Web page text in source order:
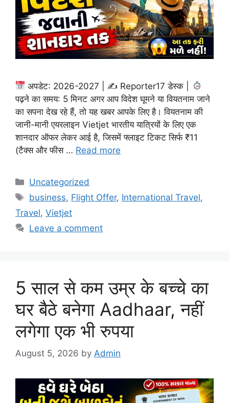
अपडेट: 2026-2027 | ✍ Reporter17 डेस्क |
पढ़ने का समय: 5 मिनट अगर आप विदेश घूमने या वियतनाम जाने
का सपना देख रहे हैं, तो यह खबर आपके लिए है। वियतनाम की
जानी-मानी एयरलाइन Vietjet भारतीय यात्रियों के लिए एक
शानदार ऑफर लेकर आई है, जिसमें फ्लाइट टिकट सिर्फ ₹11
(टैक्स और फीस … Read more
Categories
Uncategorized
Tags
business, Flight Offer, International Travel,
Travel, Vietjet
Leave a comment
5 साल से कम उम्र के बच्चे का
घर बैठे बनेगा Aadhaar, नहीं
लगेगा एक भी रुपया
August 5, 2026 by Admin